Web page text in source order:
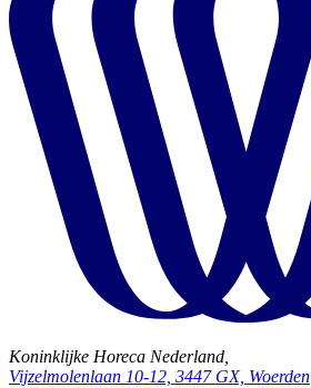
Koninklijke Horeca Nederland,
Vijzelmolenlaan 10-12, 3447 GX, Woerden